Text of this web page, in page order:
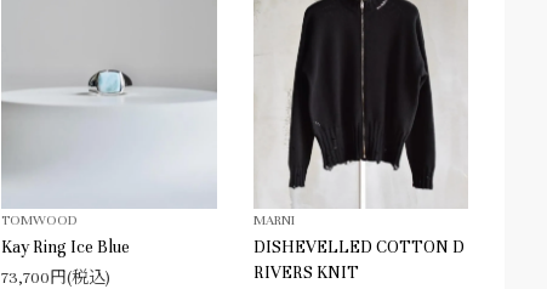
TOMWOOD
Kay Ring Ice Blue
73,700円(税込)
MARNI
DISHEVELLED COTTON D
RIVERS KNIT